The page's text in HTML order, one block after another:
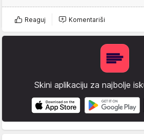
Reaguj Komentariši
Skini aplikaciju za najbolje